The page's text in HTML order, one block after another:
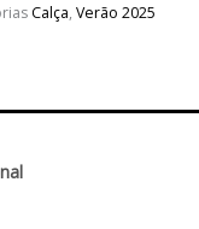
Calça, Verão 2025